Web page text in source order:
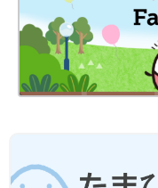
アをチェックしてみて
(文：冬白朱)
※記事内容でご紹介し
があります。あらかじ
※記事の内容は記載当時